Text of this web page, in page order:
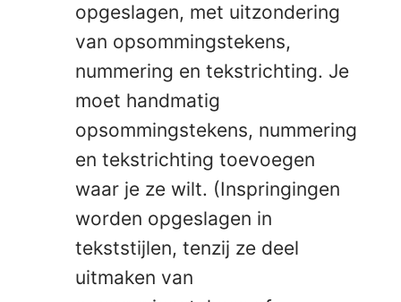
opgeslagen, met uitzondering
van opsommingstekens,
nummering en tekstrichting. Je
moet handmatig
opsommingstekens, nummering
en tekstrichting toevoegen
waar je ze wilt. (Inspringingen
worden opgeslagen in
tekststijlen, tenzij ze deel
uitmaken van